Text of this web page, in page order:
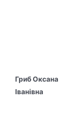
Гриб Оксана
Іванівна